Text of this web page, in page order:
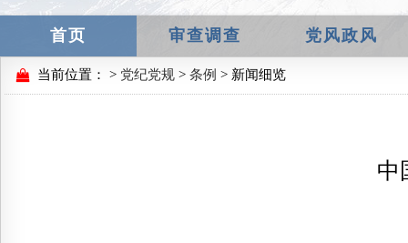
首页 审查调查 党风政风
当前位置： > 党纪党规 > 条例 > 新闻细览
中